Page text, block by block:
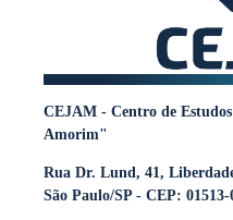
CEJAM - Centro de
Amorim"
Rua Dr. Lund, 41,
São Paulo/SP - CEP: 01513-